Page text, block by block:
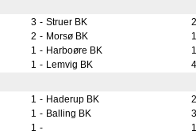
3 - Struer BK
2
2 - Morsø BK
1
1 - Harboøre BK
1
1 - Lemvig BK
4
1 - Haderup BK
2
1 - Balling BK
3
1 -
1